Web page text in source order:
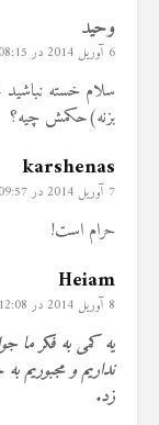
وحید
6 آوریل 2014 در 08:15
سلام خسته
بزنه)حکمش چیه؟
karshenas
7 آوریل 2014 در 09:57
حرام است!
Heiam
8 آوریل 2014 در 12:08
یه کمی به فکر ما
نداریم و مجبوریم
زد.